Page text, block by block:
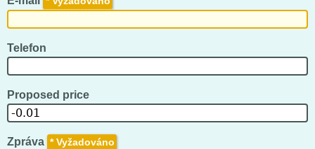
Telefon
Proposed price
Zpráva *